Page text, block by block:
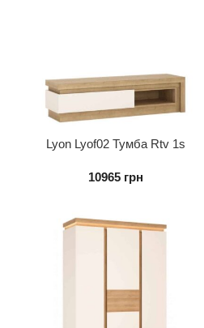
Lyon Lyof02 Тумба Rtv 1s
10965 грн